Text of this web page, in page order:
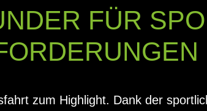
FÜR
zum Highlight. Dank der